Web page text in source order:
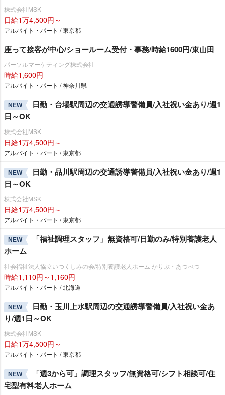
株式会社MSK
日給1万4,500円～
アルバイト・パート / 東京都
座って接客が中心/ショールーム受付・事務/時給1600円/東山田
パーソルマーケティング株式会社
時給1,600円
アルバイト・パート / 神奈川県
NEW
日勤・台場駅周辺の交通誘導警備員/入社祝い金あり/週1
日～OK
株式会社MSK
日給1万4,500円～
アルバイト・パート / 東京都
NEW
日勤・品川駅周辺の交通誘導警備員/入社祝い金あり/週1
日～OK
株式会社MSK
日給1万4,500円～
アルバイト・パート / 東京都
NEW
「福祉調理スタッフ」無資格可/日勤のみ/特別養護老人
ホーム
社会福祉法人協立いつくしみの会/特別養護老人ホーム かりぷ・あつべつ
時給1,110円～1,160円
アルバイト・パート / 北海道
NEW
日勤・玉川上水駅周辺の交通誘導警備員/入社祝い金あ
り/週1日～OK
株式会社MSK
日給1万4,500円～
アルバイト・パート / 東京都
NEW
「週3から可」調理スタッフ/無資格可/シフト相談可/住
宅型有料老人ホーム